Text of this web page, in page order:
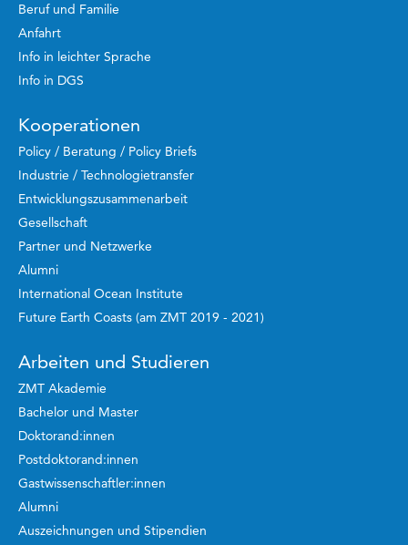
Beruf und Familie
Anfahrt
Info in leichter Sprache
Info in DGS
Kooperationen
Policy / Beratung / Policy Briefs
Industrie / Technologietransfer
Entwicklungszusammenarbeit
Gesellschaft
Partner und Netzwerke
Alumni
International Ocean Institute
Future Earth Coasts (am ZMT 2019 - 2021)
Arbeiten und Studieren
ZMT Akademie
Bachelor und Master
Doktorand:innen
Postdoktorand:innen
Gastwissenschaftler:innen
Alumni
Auszeichnungen und Stipendien